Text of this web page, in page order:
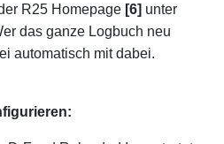
R25 Homepage [6] unter
das ganze Logbuch neu
automatisch mit dabei.